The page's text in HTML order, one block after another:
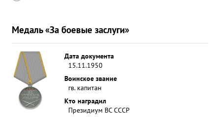
Медаль «За боевые заслуги»
Дата документа
15.11.1950
Воинское звание
гв. капитан
Кто наградил
Президиум ВС СССР